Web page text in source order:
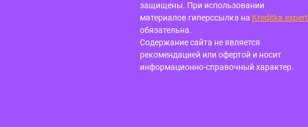
защищены. При использовании
материалов гиперссылка на Kreditka.expert
обязательна.
Содержание сайта не является
рекомендацией или офертой и носит
информационно-справочный характер.